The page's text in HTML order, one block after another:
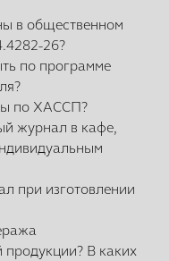
в общественном
26?
по программе
по ХАССП?
журнал в кафе,
при изготовлении
В каких